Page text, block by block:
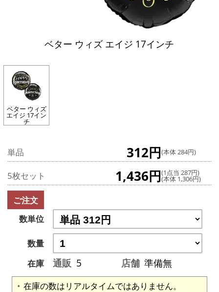
ベター ウィズ エイジ 17インチ
ベター ウィズ
エイジ 17イン
チ
単品 312円(本体 284円)
5枚セット 1,436円(1点当 287円)
(本体 1,306円)
ご注文
数単位
数量
在庫
通販 5 店舗 準備無
在庫の数はリアルタイムではありません。